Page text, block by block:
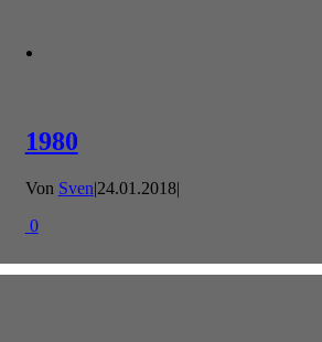
1980
Von Sven|24.01.2018|
0